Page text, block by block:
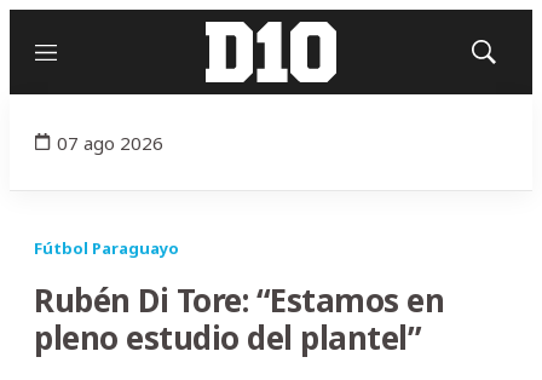
Menú
Mostrar
07 ago 2026
Fútbol Paraguayo
Rubén Di Tore: “Estamos en
pleno estudio del plantel”